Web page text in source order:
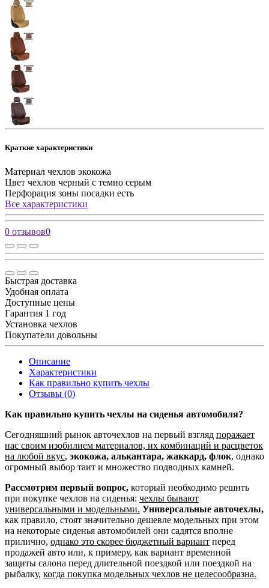
Краткие характеристики
Материал чехлов экокожа
Цвет чехлов черный с темно серым
Перфорация зоны посадки есть
Все характеристики
0 отзывов0
Быстрая доставка
Удобная оплата
Доступные цены
Гарантия 1 год
Установка чехлов
Покупатели довольны
Описание
Характеристики
Как правильно купить чехлы
Отзывы (0)
Как правильно купить чехлы на сиденья автомобиля?
Сегодняшний рынок авточехлов на первый взгляд поражает
нас своим изобилием материалов, их комбинаций и расцветок
на любой вкус, экокожа, алькантара, жаккард, флок, однако
огромный выбор таит и множество подводных камней.
Рассмотрим первый вопрос, который необходимо решить
при покупке чехлов на сиденья: чехлы бывают
универсальными и модельными. Универсальные авточехлы,
как правило, стоят значительно дешевле модельных при этом
на некоторые сиденья автомобилей они садятся вполне
прилично, однако это скорее бюджетный вариант перед
продажей авто или, к примеру, как вариант временной
защиты салона перед длительной поездкой или поездкой на
рыбалку, когда покупка модельных чехлов не целесообразна.